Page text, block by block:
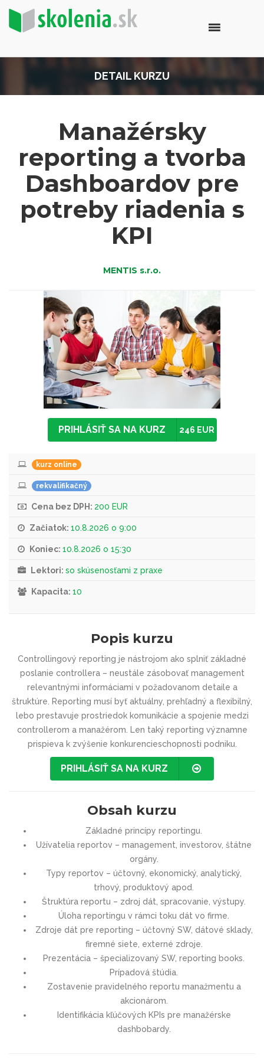
DETAIL KURZU
Manažérsky
reporting a tvorba
Dashboardov pre
potreby riadenia s
KPI
MENTIS s.r.o.
PRIHLÁSIŤ SA NA KURZ 246 EUR
kurz online
rekvalifikačný
Cena bez DPH: 200 EUR
Začiatok: 10.8.2026 o 9:00
Koniec: 10.8.2026 o 15:30
Lektori: so skúsenosťami z praxe
Kapacita: 10
Popis kurzu
Controllingový reporting je nástrojom ako splniť základné
poslanie controllera – neustále zásobovať management
relevantnými informáciami v požadovanom detaile a
štruktúre. Reporting musí byť aktuálny, prehľadný a flexibilný,
lebo prestavuje prostriedok komunikácie a spojenie medzi
controllerom a manažérom. Len taký reporting významne
prispieva k zvýšenie konkurencieschop­nosti podniku.
PRIHLÁSIŤ SA NA KURZ
Obsah kurzu
Základné princípy reportingu.
Užívatelia reportov – management, investorov, štátne
orgány.
Typy reportov – účtovný, ekonomický, analytický,
trhový, produktový apod.
Štruktúra reportu – zdroj dát, spracovanie, výstupy.
Úloha reportingu v rámci toku dát vo firme.
Zdroje dát pre reporting – účtovný SW, dátové sklady,
firemné siete, externé zdroje.
Prezentácia – špecializovaný SW, reporting books.
Prípadová štúdia.
Zostavenie pravidelného reportu manažmentu a
akcionárom.
Identifikácia kľúčových KPIs pre manažérske
dashbobardy.